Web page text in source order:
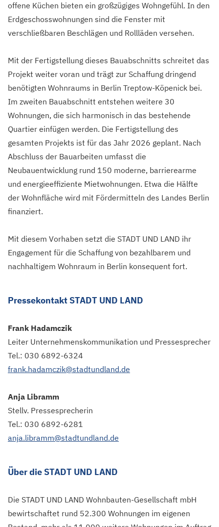
offene Küchen bieten ein großzügiges Wohngefühl. In den
Erdgeschosswohnungen sind die Fenster mit
verschließbaren Beschlägen und Rollläden versehen.
Mit der Fertigstellung dieses Bauabschnitts schreitet das
Projekt weiter voran und trägt zur Schaffung dringend
benötigten Wohnraums in Berlin Treptow-Köpenick bei.
Im zweiten Bauabschnitt entstehen weitere 30
Wohnungen, die sich harmonisch in das bestehende
Quartier einfügen werden. Die Fertigstellung des
gesamten Projekts ist für das Jahr 2026 geplant. Nach
Abschluss der Bauarbeiten umfasst die
Neubauentwicklung rund 150 moderne, barrierearme
und energieeffiziente Mietwohnungen. Etwa die Hälfte
der Wohnfläche wird mit Fördermitteln des Landes Berlin
finanziert.
Mit diesem Vorhaben setzt die STADT UND LAND ihr
Engagement für die Schaffung von bezahlbarem und
nachhaltigem Wohnraum in Berlin konsequent fort.
Pressekontakt STADT UND LAND
Frank Hadamczik
Leiter Unternehmenskommunikation und Pressesprecher
Tel.: 030 6892-6324
frank.hadamczik@stadtundland.de
Anja Libramm
Stellv. Pressesprecherin
Tel.: 030 6892-6281
anja.libramm@stadtundland.de
Über die STADT UND LAND
Die STADT UND LAND Wohnbauten-Gesellschaft mbH
bewirtschaftet rund 52.300 Wohnungen im eigenen